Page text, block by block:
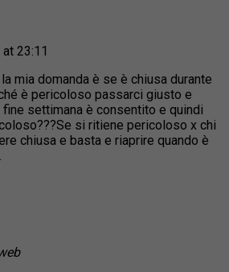
23:11
mia domanda è se è chiusa durante
è pericoloso passarci giusto e
settimana è consentito e quindi
si ritiene pericoloso x chi
chiusa e basta e riaprire quando è